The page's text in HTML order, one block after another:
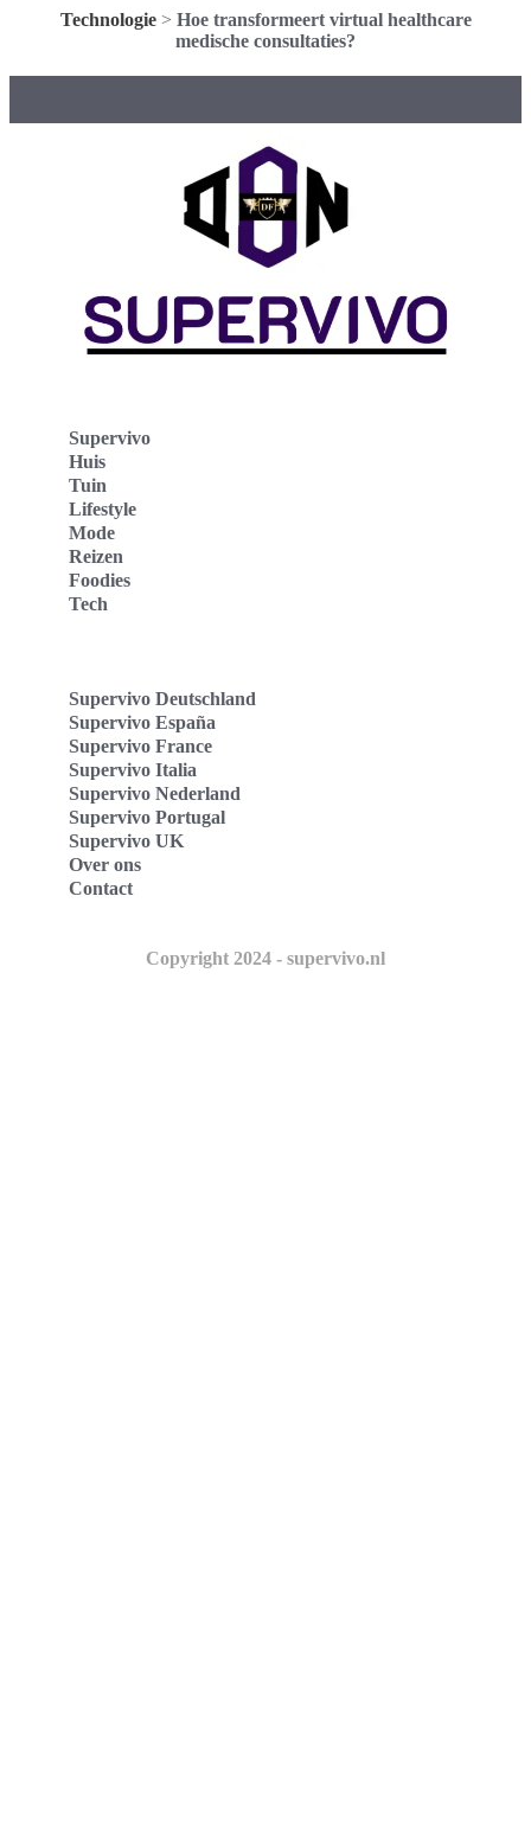
Technologie> Hoe transformeert virtual healthcare
medische consultaties?
Supervivo
Huis
Tuin
Lifestyle
Mode
Reizen
Foodies
Tech
Supervivo Deutschland
Supervivo España
Supervivo France
Supervivo Italia
Supervivo Nederland
Supervivo Portugal
Supervivo UK
Over ons
Contact
Copyright 2024 - supervivo.nl